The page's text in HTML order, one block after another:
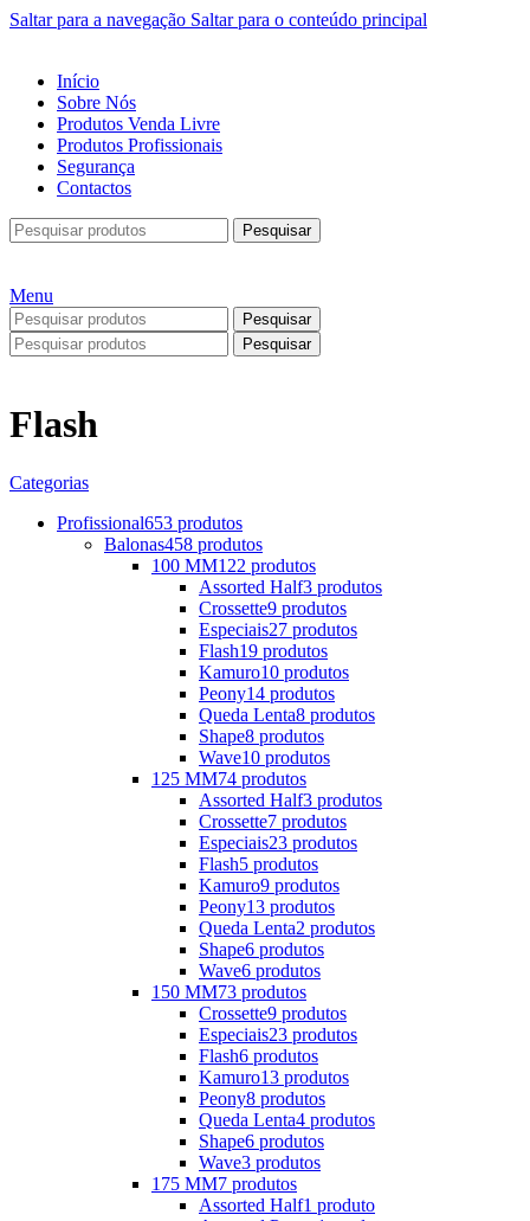
Saltar para a navegação Saltar para o conteúdo principal
Início
Sobre Nós
Produtos Venda Livre
Produtos Profissionais
Segurança
Contactos
Pesquisar
Menu
Pesquisar
Pesquisar
Flash
Categorias
Profissional653 produtos
Balonas458 produtos
100 MM122 produtos
Assorted Half3 produtos
Crossette9 produtos
Especiais27 produtos
Flash19 produtos
Kamuro10 produtos
Peony14 produtos
Queda Lenta8 produtos
Shape8 produtos
Wave10 produtos
125 MM74 produtos
Assorted Half3 produtos
Crossette7 produtos
Especiais23 produtos
Flash5 produtos
Kamuro9 produtos
Peony13 produtos
Queda Lenta2 produtos
Shape6 produtos
Wave6 produtos
150 MM73 produtos
Crossette9 produtos
Especiais23 produtos
Flash6 produtos
Kamuro13 produtos
Peony8 produtos
Queda Lenta4 produtos
Shape6 produtos
Wave3 produtos
175 MM7 produtos
Assorted Half1 produto